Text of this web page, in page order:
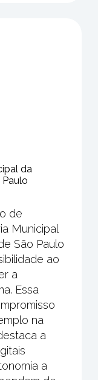
da
de
Municipal
São Paulo
ao
a
Essa
na
a
a